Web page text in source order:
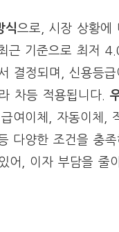
식으로, 시장 상황에
근 기준으로 최저
결정되며, 신용등급
차등 적용됩니다.
여이체, 자동이체,
다양한 조건을 충
어, 이자 부담을 줄